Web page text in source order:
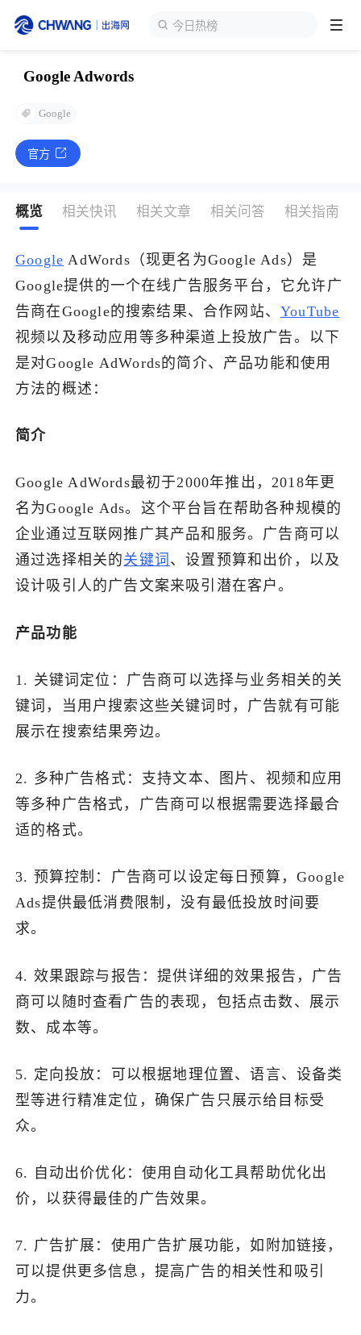
今日热榜
跨境展会
出海导航
出海交流群
了解出海网
Google Adwords
Google
官方
概览 相关快讯 相关文章 相关问答 相关指南
Google AdWords（现更名为Google Ads）是
Google提供的一个在线广告服务平台，它允许广
告商在Google的搜索结果、合作网站、YouTube
视频以及移动应用等多种渠道上投放广告。以下
是对Google AdWords的简介、产品功能和使用
方法的概述：
简介
Google AdWords最初于2000年推出，2018年更
名为Google Ads。这个平台旨在帮助各种规模的
企业通过互联网推广其产品和服务。广告商可以
通过选择相关的关键词 、设置预算和出价，以及
设计吸引人的广告文案来吸引潜在客户。
产品功能
1. 关键词定位：广告商可以选择与业务相关的关
键词，当用户搜索这些关键词时，广告就有可能
展示在搜索结果旁边。
2. 多种广告格式：支持文本、图片、视频和应用
等多种广告格式，广告商可以根据需要选择最合
适的格式。
3. 预算控制：广告商可以设定每日预算，Google
Ads提供最低消费限制，没有最低投放时间要
求。
4. 效果跟踪与报告：提供详细的效果报告，广告
商可以随时查看广告的表现，包括点击数、展示
数、成本等。
5. 定向投放：可以根据地理位置、语言、设备类
型等进行精准定位，确保广告只展示给目标受
众。
6. 自动出价优化：使用自动化工具帮助优化出
价，以获得最佳的广告效果。
7. 广告扩展：使用广告扩展功能，如附加链接，
可以提供更多信息，提高广告的相关性和吸引
力。